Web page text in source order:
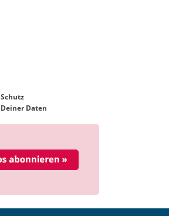
Schutz
Deiner Daten